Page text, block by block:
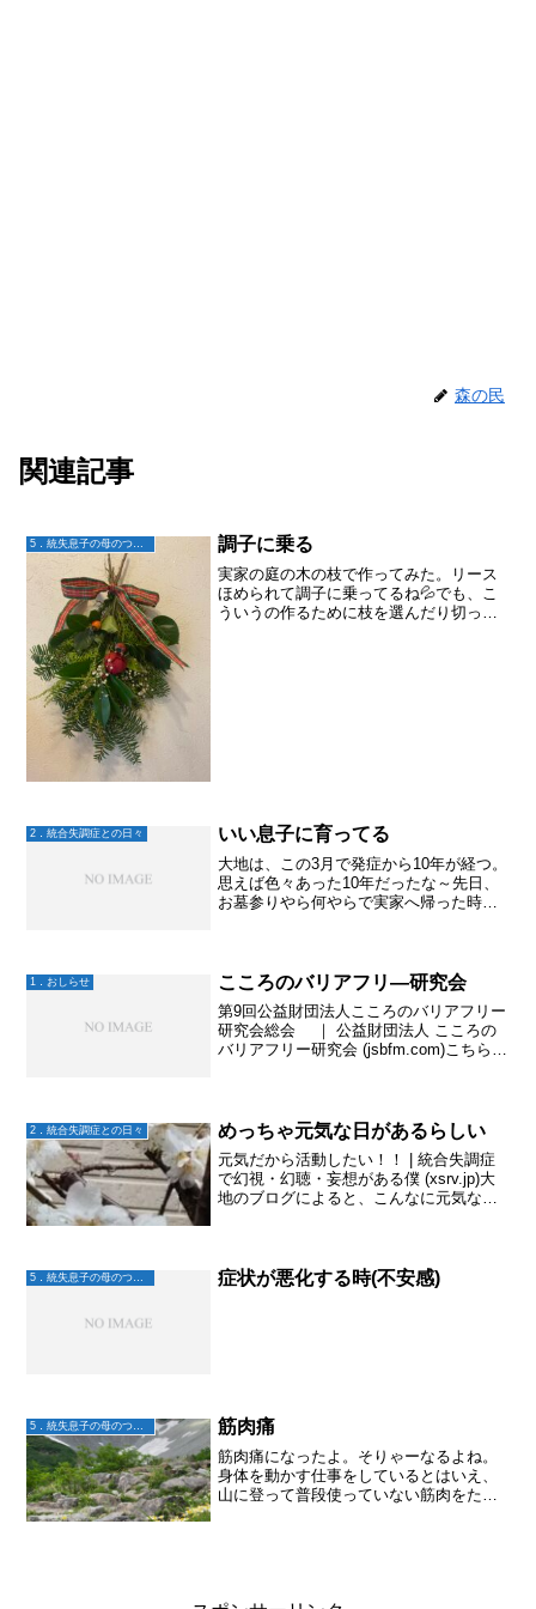
森の民
関連記事
5．統失息子の母のつぶやき 調子に乗る
実家の庭の木の枝で作ってみた。リース
ほめられて調子に乗ってるね💦でも、こ
ういうの作るために枝を選んだり切った
2．統合失調症との日々 いい息子に育ってる
大地は、この3月で発症から10年が経つ。
思えば色々あった10年だったな～先日、
お墓参りやら何やらで実家へ帰った時
ぱり横に人が乗ってて...
1．おしらせ こころのバリアフリ―研究会
第9回公益財団法人こころのバリアフリー
研究会総会 ｜ 公益財団法人 こころの
バリアフリー研究会 (jsbfm.com)こちらの
2．統合失調症との日々 めっちゃ元気な日があるらしい
元気だから活動したい！！ | 統合失調症
で幻視・幻聴・妄想がある僕 (xsrv.jp)大
地のブログによると、こんなに元気な日
ってたの...
5．統失息子の母のつぶやき 症状が悪化する時(不安感)
5．統失息子の母のつぶやき 筋肉痛
筋肉痛になったよ。そりゃーなるよね。
身体を動かす仕事をしているとはいえ、
山に登って普段使っていない筋肉をたく